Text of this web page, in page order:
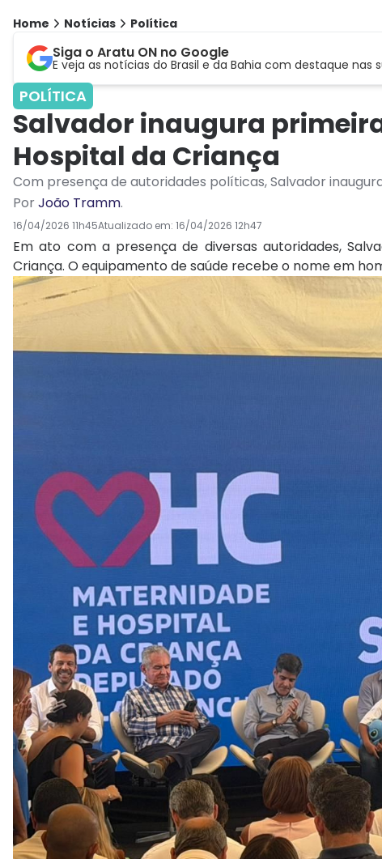
Home Notícias Política
Siga o Aratu ON no Google
E veja as notícias do Brasil e da Bahia com destaque nas
POLÍTICA
Salvador inaugura
Hospital da Criança
Com presença de autoridades políticas, Salvador
PorJoão Tramm.
16/04/2026 11h45Atualizado em: 16/04/2026 12h47
Em ato com a presença de diversas autoridades,
Criança. O equipamento de saúde recebe o nome em